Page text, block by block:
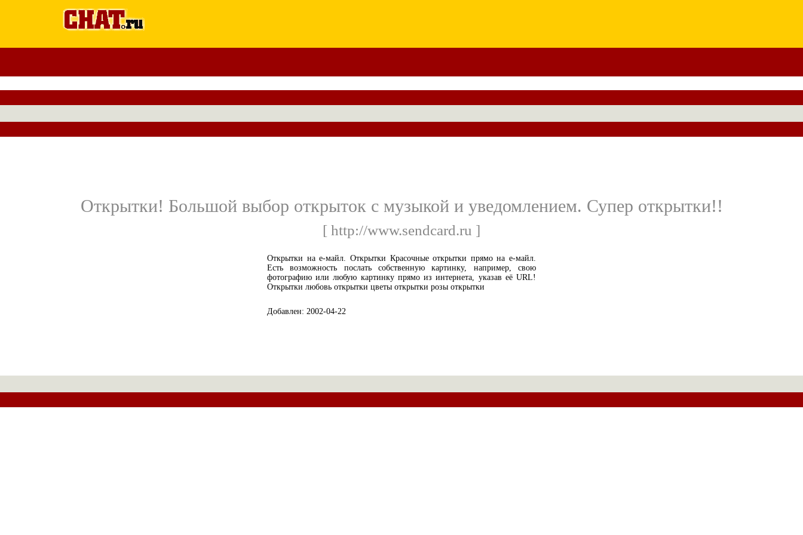
Открытки! Большой выбор открыток с музыкой и уведомлением. Супер открытки!!
[ http://www.sendcard.ru ]
Открытки на е-майл. Открытки Красочные открытки прямо на е-майл.
Есть возможность послать собственную картинку, например, свою
фотографию или любую картинку прямо из интернета, указав её URL!
Открытки любовь открытки цветы открытки розы открытки
Добавлен: 2002-04-22